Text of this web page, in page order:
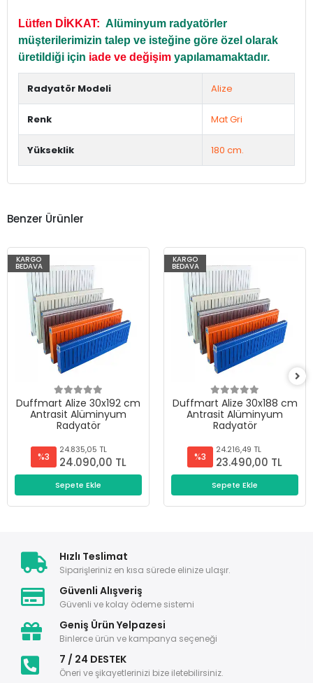
Lütfen DİKKAT: Alüminyum radyatörler
müşterilerimizin talep ve isteğine göre özel olarak
üretildiği için iade ve değişim yapılamamaktadır.
Radyatör Modeli Alize
Renk Mat Gri
Yükseklik 180 cm.
Benzer Ürünler
KARGO
BEDAVA
Duffmart Alize 30x192 cm
Antrasit Alüminyum
Radyatör
%3
24.835,05 TL
24.090,00 TL
Sepete Ekle
KARGO
BEDAVA
Duffmart Alize 30x188 cm
Antrasit Alüminyum
Radyatör
%3
24.216,49 TL
23.490,00 TL
Sepete Ekle
Hızlı Teslimat
Siparişleriniz en kısa sürede elinize ulaşır.
Güvenli Alışveriş
Güvenli ve kolay ödeme sistemi
Geniş Ürün Yelpazesi
Binlerce ürün ve kampanya seçeneği
7 / 24 DESTEK
Öneri ve şikayetlerinizi bize iletebilirsiniz.